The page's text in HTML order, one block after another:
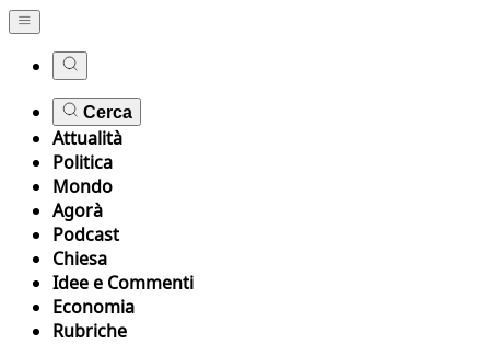
Cerca
Attualità
Politica
Mondo
Agorà
Podcast
Chiesa
Idee e Commenti
Economia
Rubriche